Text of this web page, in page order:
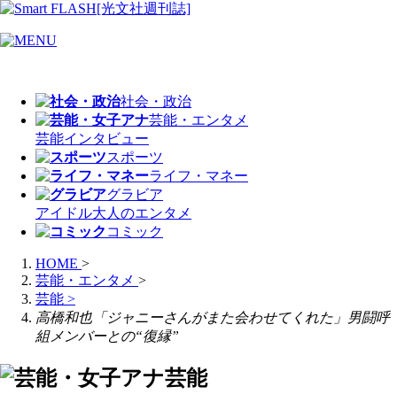
社会・政治
芸能・エンタメ
芸能インタビュー
スポーツ
ライフ・マネー
グラビア
アイドル大人のエンタメ
コミック
HOME >
芸能・エンタメ >
芸能 >
高橋和也「ジャニーさんがまた会わせてくれた」男闘呼
組メンバーとの“復縁”
芸能